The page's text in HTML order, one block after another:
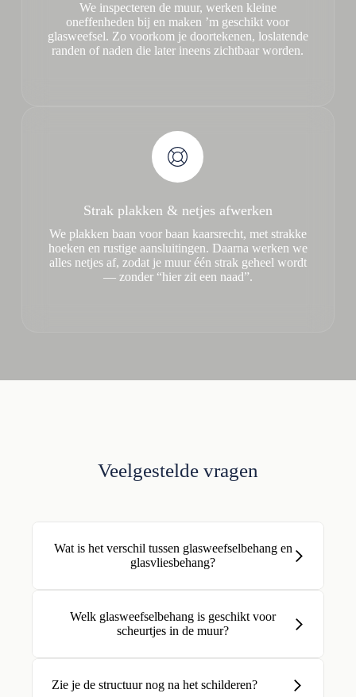
We inspecteren de muur, werken kleine
oneffenheden bij en maken ’m geschikt voor
glasweefsel. Zo voorkom je doortekenen, loslatende
randen of naden die later ineens zichtbaar worden.
Strak plakken & netjes afwerken
We plakken baan voor baan kaarsrecht, met strakke
hoeken en rustige aansluitingen. Daarna werken we
alles netjes af, zodat je muur één strak geheel wordt
— zonder “hier zit een naad”.
Veelgestelde vragen
Wat is het verschil tussen glasweefselbehang en
glasvliesbehang?
Welk glasweefselbehang is geschikt voor
scheurtjes in de muur?
Zie je de structuur nog na het schilderen?